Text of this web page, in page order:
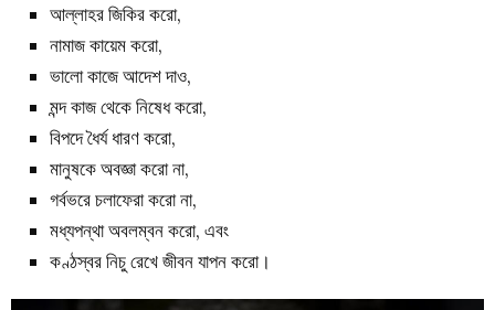
আল্লাহর জিকির করো,
নামাজ কায়েম করো,
ভালো কাজে আদেশ দাও,
মন্দ কাজ থেকে নিষেধ করো,
বিপদে ধৈর্য ধারণ করো,
মানুষকে অবজ্ঞা করো না,
গর্বভরে চলাফেরা করো না,
মধ্যপন্থা অবলম্বন করো, এবং
কণ্ঠস্বর নিচু রেখে জীবন যাপন করো।